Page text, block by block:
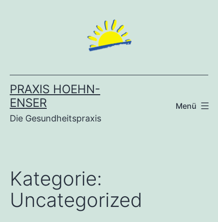
PRAXIS HOEHN-
ENSER
Die Gesundheitspraxis
Menü
Kategorie:
Uncategorized